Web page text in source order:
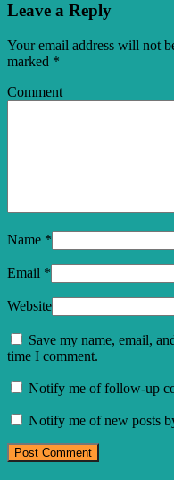
Leave a Reply
Your email address will not
marked *
Comment
Name *
Email *
Website
Save my name, email,
time I comment.
Notify me of follow-up
Notify me of new posts